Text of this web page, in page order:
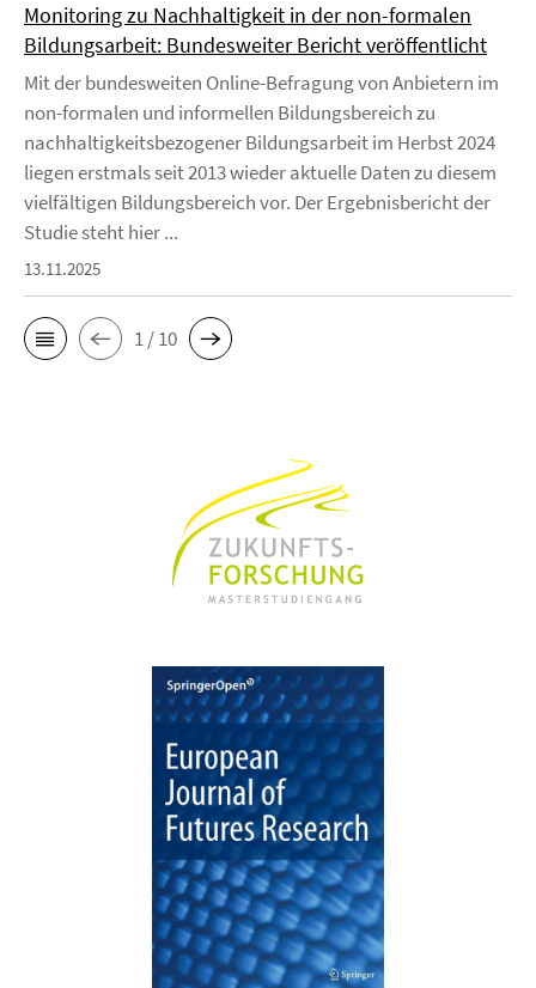
Monitoring zu Nachhaltigkeit in der non-formalen
Bildungsarbeit: Bundesweiter Bericht veröffentlicht
Mit der bundesweiten Online-Befragung von Anbietern im
non-formalen und informellen Bildungsbereich zu
nachhaltigkeitsbezogener Bildungsarbeit im Herbst 2024
liegen erstmals seit 2013 wieder aktuelle Daten zu diesem
vielfältigen Bildungsbereich vor. Der Ergebnisbericht der
Studie steht hier ...
13.11.2025
1 / 10